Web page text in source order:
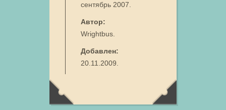
сентябрь 2007.
Автор:
Wrightbus.
Добавлен:
20.11.2009.